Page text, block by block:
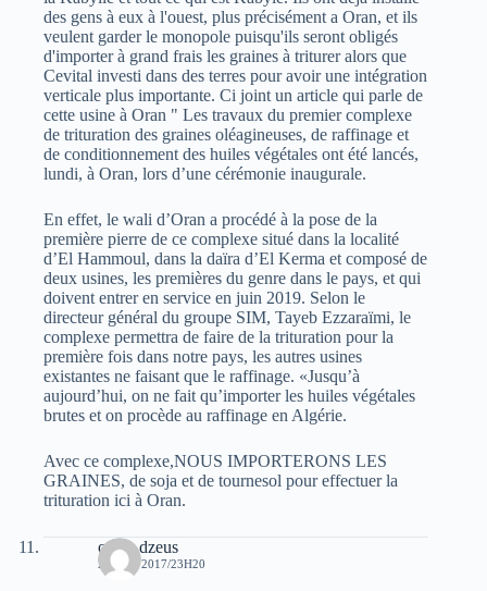
des gens à eux à l'ouest, plus précisément a Oran, et ils
veulent garder le monopole puisqu'ils seront obligés
d'importer à grand frais les graines à triturer alors que
Cevital investi dans des terres pour avoir une intégration
verticale plus importante. Ci joint un article qui parle de
cette usine à Oran " Les travaux du premier complexe
de trituration des graines oléagineuses, de raffinage et
de conditionnement des huiles végétales ont été lancés,
lundi, à Oran, lors d’une cérémonie inaugurale.
En effet, le wali d’Oran a procédé à la pose de la
première pierre de ce complexe situé dans la localité
d’El Hammoul, dans la daïra d’El Kerma et composé de
deux usines, les premières du genre dans le pays, et qui
doivent entrer en service en juin 2019. Selon le
directeur général du groupe SIM, Tayeb Ezzaraïmi, le
complexe permettra de faire de la trituration pour la
première fois dans notre pays, les autres usines
existantes ne faisant que le raffinage. «Jusqu’à
aujourd’hui, on ne fait qu’importer les huiles végétales
brutes et on procède au raffinage en Algérie.
Avec ce complexe,NOUS IMPORTERONS LES
GRAINES, de soja et de tournesol pour effectuer la
trituration ici à Oran.
oziris dzeus
24 MAI 2017/23H20